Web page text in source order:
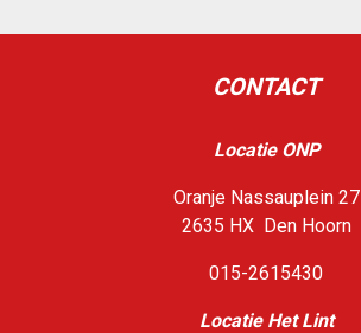
CONTACT
Locatie ONP
Oranje Nassauplein 27
2635 HX Den Hoorn
015-2615430
Locatie Het Lint